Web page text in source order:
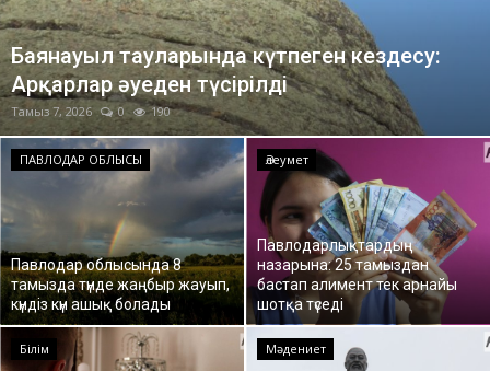
ӘЛЕМ
Спорт
ОЙЫН-САУЫҚ
АРНАЙЫ ЖОБА
OFFICIAL
Құрылтай
Баянауыл тауларында күтпеген кездесу:
Арқарлар әуеден түсірілді
Тамыз 7, 2026 0 190
ПАВЛОДАР ОБЛЫСЫ
Павлодар облысында 8
тамызда түнде жаңбыр жауып,
күндіз күн ашық болады
Әлеумет
Павлодарлықтардың
назарына: 25 тамыздан
бастап алимент тек арнайы
шотқа түседі
Білім Мәдениет